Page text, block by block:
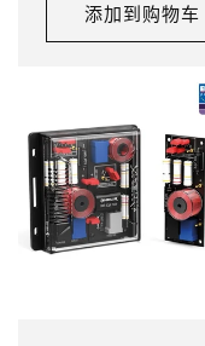
格
添加到购物车